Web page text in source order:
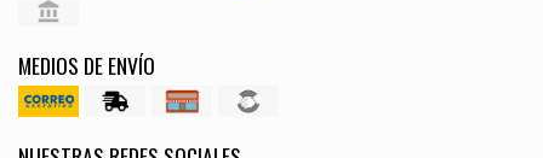
MEDIOS DE ENVÍO